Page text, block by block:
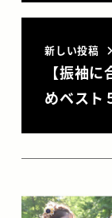
新しい投稿
【振袖
めベスト